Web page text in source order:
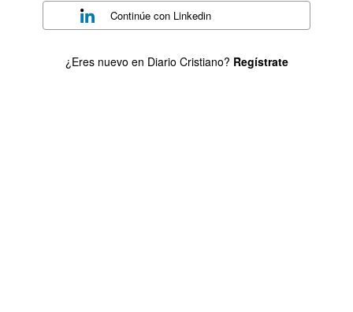
Continúe con Linkedin
¿Eres nuevo en Diario Cristiano? Regístrate